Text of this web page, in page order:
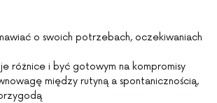
o swoich potrzebach, oczekiwaniach
różnice i być gotowym na kompromisy
między rutyną a spontanicznością,